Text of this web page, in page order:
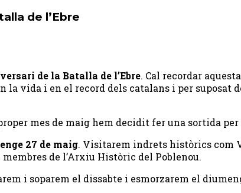
de l’Ebre
de la Batalla de l’Ebre. Cal recordar
la vida i en el record dels catalans i per
mes de maig hem decidit fer una sortida
27 de maig. Visitarem indrets històrics com
de l’Arxiu Històric del Poblenou.
i soparem el dissabte i esmorzarem el